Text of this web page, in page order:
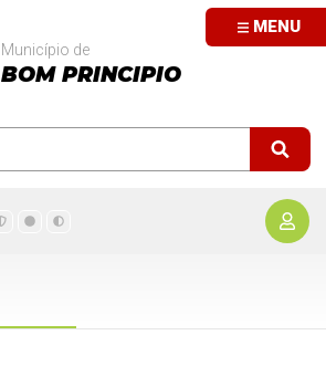
MENU
Município de
BOM PRINCIPIO